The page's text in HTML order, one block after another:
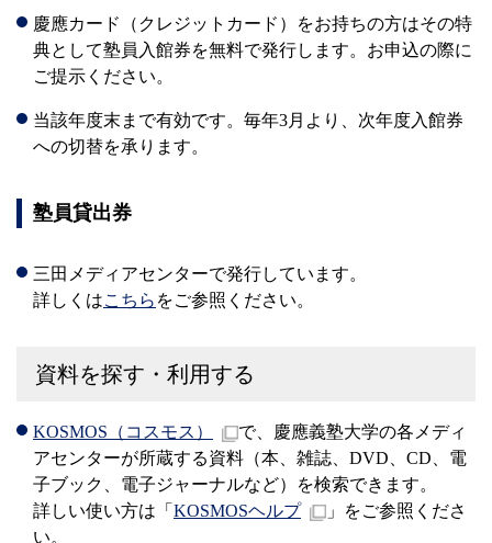
慶應カード（クレジットカード）をお持ちの方はその特
典として塾員入館券を無料で発行します。お申込の際に
ご提示ください。
当該年度末まで有効です。毎年3月より、次年度入館券
への切替を承ります。
塾員貸出券
三田メディアセンターで発行しています。
詳しくはこちら をご参照ください。
資料を探す・利用する
KOSMOS（コスモス）
で、慶應義塾大学の各メディ
アセンターが所蔵する資料（本、雑誌、DVD、CD、電
子ブック、電子ジャーナルなど）を検索できます。
詳しい使い方は「 KOSMOSヘルプ
」をご参照くださ
い。